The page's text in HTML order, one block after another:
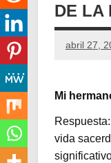
DE LA
abril 27,
Mi
vida